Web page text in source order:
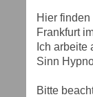
Hier
Frankfurt
Ich arbeite
Sinn
Bitte